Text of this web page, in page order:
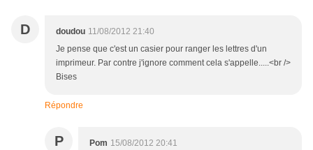
D doudou 11/08/2012 21:40
Je pense que c'est un casier pour ranger les lettres d'un
imprimeur. Par contre j'ignore comment cela s'appelle.....<br />
Bises
Répondre
P Pom 15/08/2012 20:41